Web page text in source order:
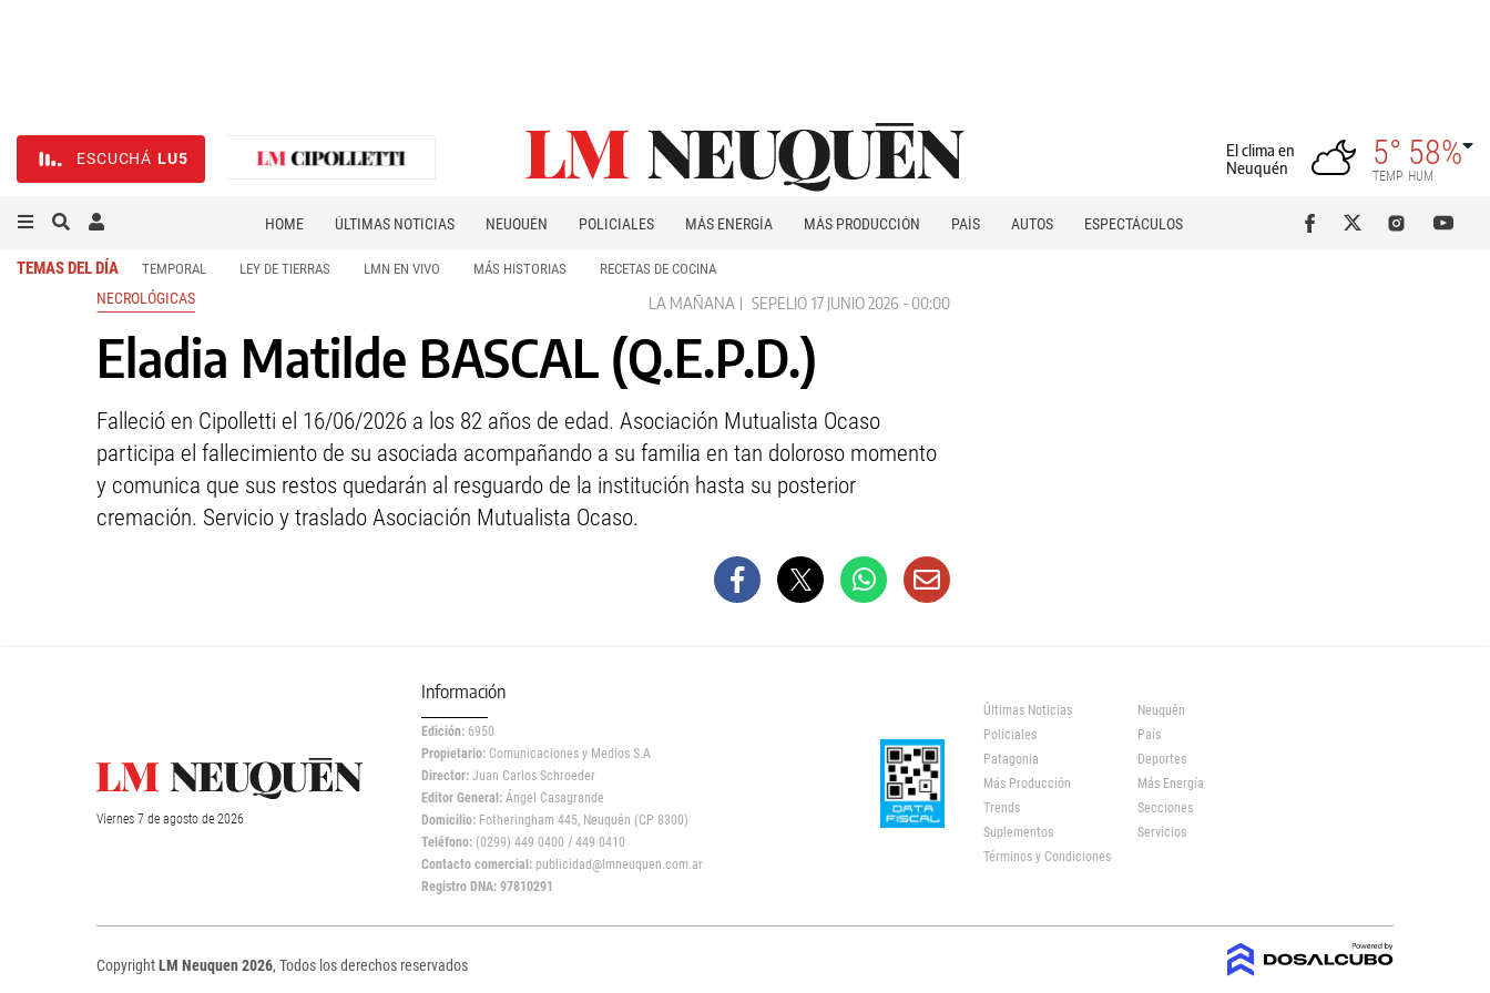
ESCUCHÁ LU5
El clima en
Neuquén
5°
TEMP
58%
HUM
HOME ÚLTIMAS NOTICIAS NEUQUÉN POLICIALES MÁS ENERGÍA MÁS PRODUCCIÓN PAÍS AUTOS
ESPECTÁCULOS
TEMAS DEL DÍA TEMPORAL LEY DE TIERRAS LMN EN VIVO MÁS HISTORIAS RECETAS DE COCINA
NECROLÓGICAS LA MAÑANA SEPELIO 17 JUNIO 2026 - 00:00
Eladia Matilde BASCAL (Q.E.P.D.)
Falleció en Cipolletti el 16/06/2026 a los 82 años de edad. Asociación Mutualista Ocaso
participa el fallecimiento de su asociada acompañando a su familia en tan doloroso momento
y comunica que sus restos quedarán al resguardo de la institución hasta su posterior
cremación. Servicio y traslado Asociación Mutualista Ocaso.
Viernes 7 de agosto de 2026
Información
Edición:6950
Propietario:Comunicaciones y Medios S.A
Director: Juan Carlos Schroeder
Editor General:Ángel Casagrande
Domicilio:Fotheringham 445, Neuquén (CP 8300)
Teléfono:(0299) 449 0400 / 449 0410
Contacto comercial: publicidad@lmneuquen.com.ar
Registro DNA: 97810291
Últimas Noticias
Neuquén
Policiales
País
Patagonia
Deportes
Más Producción
Más Energía
Trends
Secciones
Suplementos
Servicios
Términos y Condiciones
CopyrightLM Neuquen 2026, Todos los derechos reservados